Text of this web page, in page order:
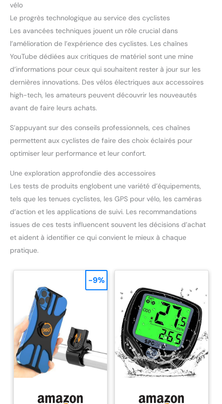
vélo
Le progrès technologique au service des cyclistes
Les avancées techniques jouent un rôle crucial dans
l’amélioration de l’expérience des cyclistes. Les chaînes
YouTube dédiées aux critiques de matériel sont une mine
d’informations pour ceux qui souhaitent rester à jour sur les
dernières innovations. Des vélos électriques aux accessoires
high-tech, les amateurs peuvent découvrir les nouveautés
avant de faire leurs achats.
S’appuyant sur des conseils professionnels, ces chaînes
permettent aux cyclistes de faire des choix éclairés pour
optimiser leur performance et leur confort.
Une exploration approfondie des accessoires
Les tests de produits englobent une variété d’équipements,
tels que les tenues cyclistes, les GPS pour vélo, les caméras
d’action et les applications de suivi. Les recommandations
issues de ces tests influencent souvent les décisions d’achat
et aident à identifier ce qui convient le mieux à chaque
pratique.
-9%